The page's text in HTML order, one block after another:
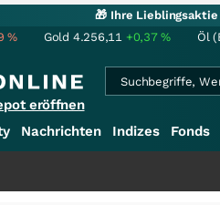
🎁 Ihre
% Gold 4.256,11 +0,37% Öl
eröffnen
Nachrichten Indizes Fonds